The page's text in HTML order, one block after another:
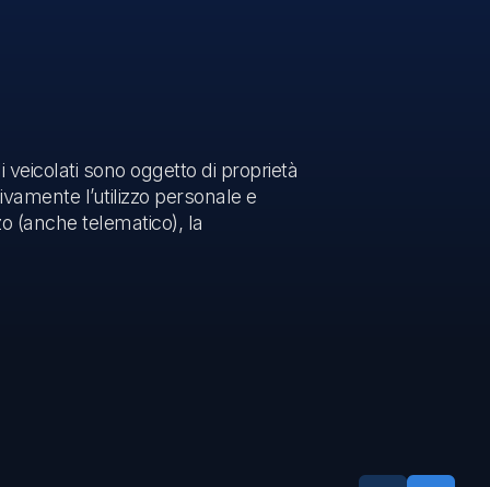
sono oggetto di proprietà
l’utilizzo personale e
(anche telematico), la